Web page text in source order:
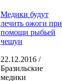
Медики будут
лечить ожоги при
помощи рыбьей
чешуи
22.12.2016 /
Бразильские
медики